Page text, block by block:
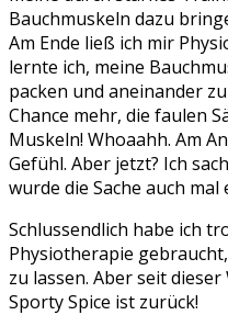
Bauchmuskeln dazu
Am Ende ließ ich mir
lernte ich, meine
packen und aneinander
Chance mehr, die faulen
Muskeln! Whoaahh. Am
Gefühl. Aber jetzt? Ich
wurde die Sache auch
Schlussendlich habe ich
Physiotherapie
zu lassen. Aber seit
Sporty Spice ist zurück!